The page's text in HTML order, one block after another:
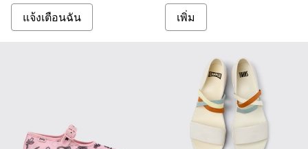
แจ้งเตือนฉัน เพิ่ม